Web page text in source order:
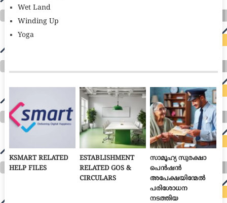
Wet Land
Winding Up
Yoga
KSMART RELATED
HELP FILES
ESTABLISHMENT
RELATED GOS &
CIRCULARS
സാമൂഹ്യ സുരക്ഷാ
പെൻഷൻ
അപേക്ഷയിന്മേൽ
പരിശോധന
നടത്തിയ